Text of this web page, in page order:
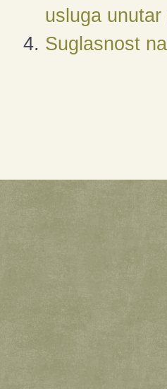
usluga
Suglasnost
Xvideos